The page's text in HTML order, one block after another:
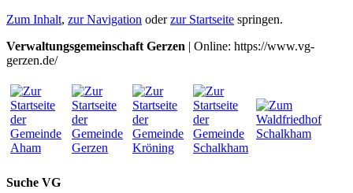
Zum Inhalt, zur Navigation oderzur Startseite springen.
Verwaltungsgemeinschaft Gerzen | Online: https://www.vg-
gerzen.de/
Suche VG